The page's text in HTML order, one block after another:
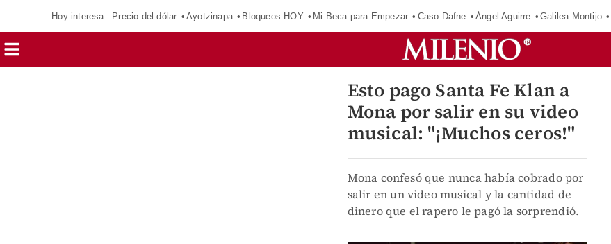
Hoy interesa: Precio del dólar Ayotzinapa Bloqueos HOY Mi Beca para Empezar Caso Dafne Ángel Aguirre Galilea Montijo
Esto pago Santa Fe Klan a
Mona por salir en su video
musical: "¡Muchos ceros!"
Mona confesó que nunca había cobrado por
salir en un video musical y la cantidad de
dinero que el rapero le pagó la sorprendió.